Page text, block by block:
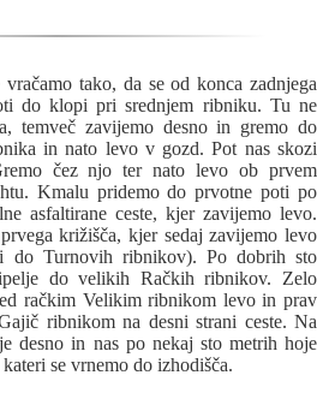
vračamo tako, da se od konca zadnjega
do klopi pri srednjem ribniku. Tu ne
temveč zavijemo desno in gremo do
in nato levo v gozd. Pot nas skozi
čez njo ter nato levo ob prvem
Kmalu pridemo do prvotne poti po
asfaltirane ceste, kjer zavijemo levo.
križišča, kjer sedaj zavijemo levo
do Turnovih ribnikov). Po dobrih sto
do velikih Račkih ribnikov. Zelo
račkim Velikim ribnikom levo in prav
ribnikom na desni strani ceste. Na
desno in nas po nekaj sto metrih hoje
se vrnemo do izhodišča.